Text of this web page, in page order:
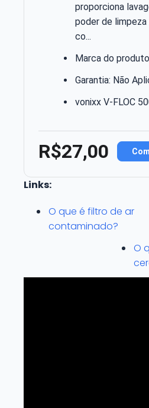
proporciona
poder de limpeza
co...
Marca do
Garantia: Não
vonixx V-FLOC
R$27,00
Links:
O que é filtro de ar
contaminado?
O